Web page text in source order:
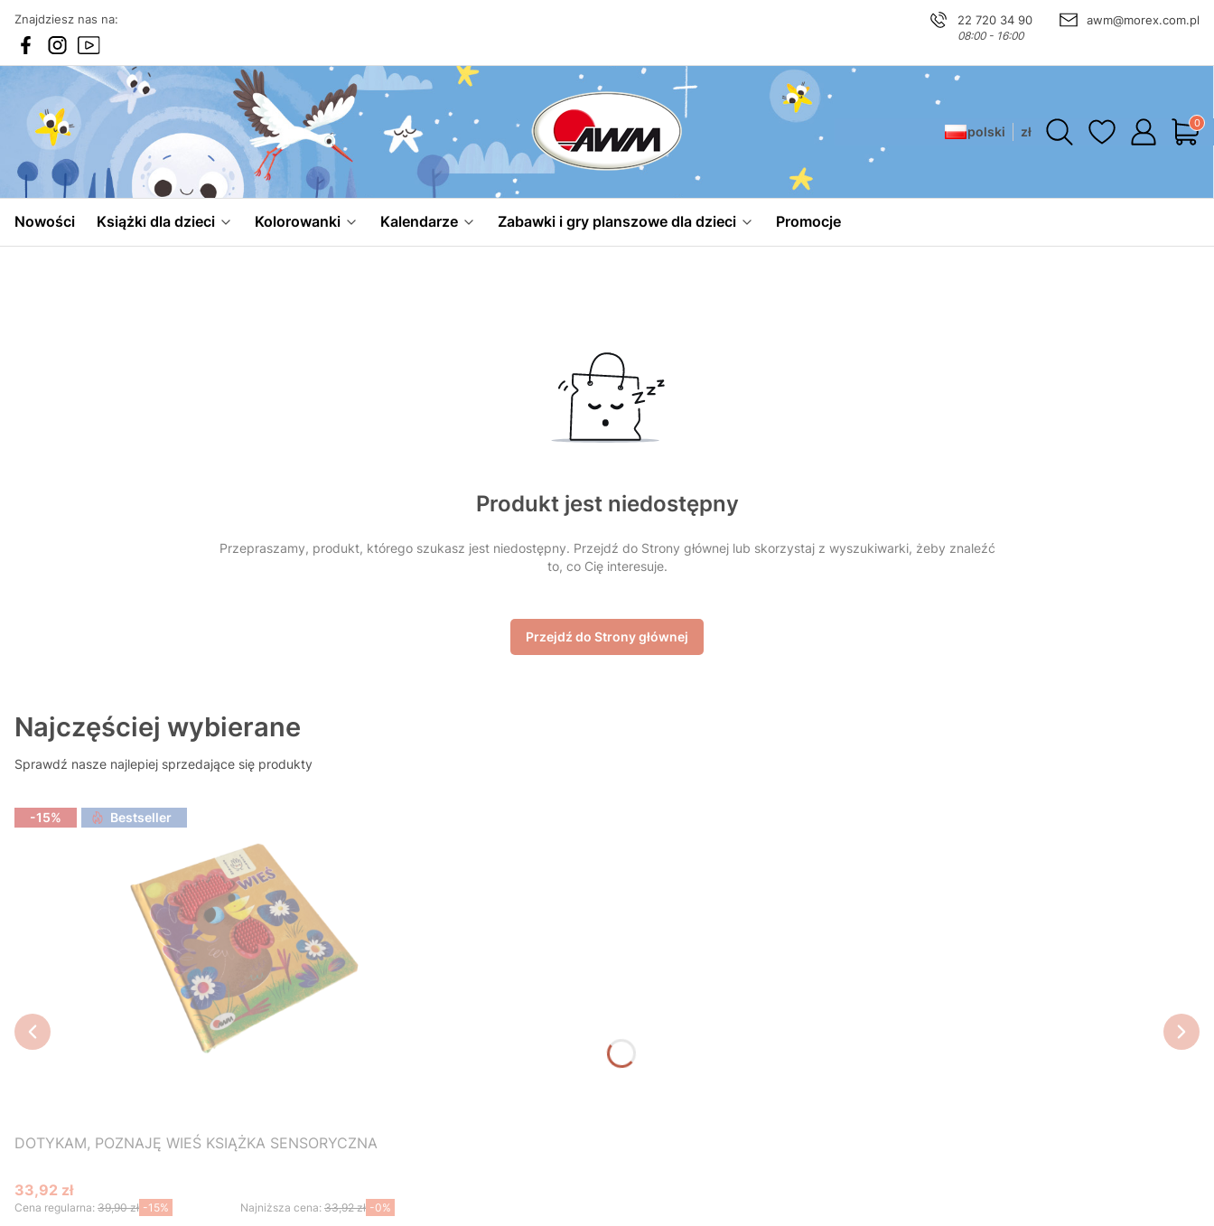
Znajdziesz nas na: 22 720 34 90
08:00 - 16:00
awm@morex.com.pl
polski zł
Nowości Książki dla dzieci Kolorowanki Kalendarze Zabawki i gry planszowe dla dzieci Promocje
Produkt jest niedostępny
Przepraszamy, produkt, którego szukasz jest niedostępny. Przejdź do Strony głównej lub skorzystaj z wyszukiwarki, żeby znaleźć
to, co Cię interesuje.
Przejdź do Strony głównej
Najczęściej wybierane
Sprawdź nasze najlepiej sprzedające się produkty
-15% Bestseller
DOTYKAM, POZNAJĘ WIEŚ KSIĄŻKA SENSORYCZNA
Cena promocyjna
33,92 zł
Cena regularna: 39,90 zł -15% Najniższa cena: 33,92 zł -0%